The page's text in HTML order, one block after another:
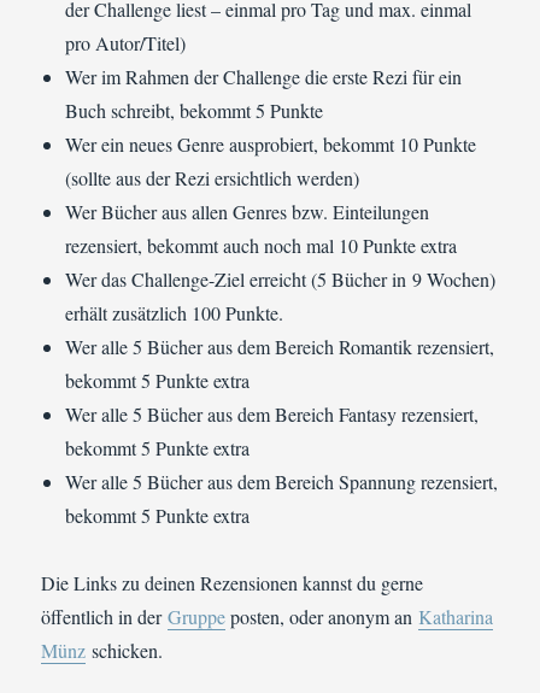
der Challenge liest – einmal pro Tag und max. einmal
pro Autor/Titel)
Wer im Rahmen der Challenge die erste Rezi für ein
Buch schreibt, bekommt 5 Punkte
Wer ein neues Genre ausprobiert, bekommt 10 Punkte
(sollte aus der Rezi ersichtlich werden)
Wer Bücher aus allen Genres bzw. Einteilungen
rezensiert, bekommt auch noch mal 10 Punkte extra
Wer das Challenge-Ziel erreicht (5 Bücher in 9 Wochen)
erhält zusätzlich 100 Punkte.
Wer alle 5 Bücher aus dem Bereich Romantik rezensiert,
bekommt 5 Punkte extra
Wer alle 5 Bücher aus dem Bereich Fantasy rezensiert,
bekommt 5 Punkte extra
Wer alle 5 Bücher aus dem Bereich Spannung rezensiert,
bekommt 5 Punkte extra
Die Links zu deinen Rezensionen kannst du gerne
öffentlich in derGruppeposten, oder anonym an Katharina
Münz schicken.